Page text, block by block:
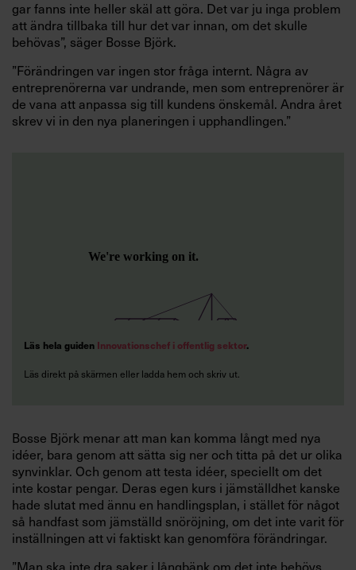
gar fanns inte heller skäl att göra. Det var ju inga problem
att ändra tillbaka till hur det var innan, om det skulle
behövas”, säger Bosse Björk.
”Förändringen var ingen stor fråga internt. Några av
entreprenörerna var undrande, men som entreprenörer är
de vana att anpassa sig till kundens önskemål. Andra året
skrev vi in den nya planeringen i upphandlingen.”
Läs hela guiden Innovationschef i offentlig sektor.
Läs direkt på skärmen eller ladda hem och skriv ut.
Bosse Björk menar att man kan komma långt med nya
idéer, bara genom att sätta sig ner och titta på det ur olika
synvinklar. Och genom att testa idéer, speciellt om det
inte kostar pengar. Deras egen kurs i jämställdhet kanske
hade slutat med ännu en handlingsplan, i stället för något
så handfast som jämställd snöröjning, om det inte varit för
inställningen att vi faktiskt kan genomföra förändringar.
”Man ska inte dra saker i långbänk om det inte behövs.